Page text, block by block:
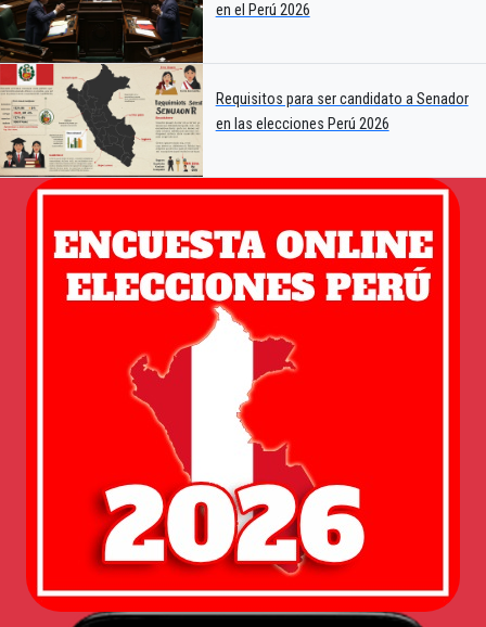
en el Perú 2026
Requisitos para ser candidato a Senador
en las elecciones Perú 2026